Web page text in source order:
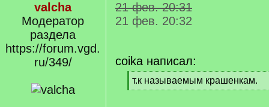
valcha
Модератор
раздела
https://forum.vgd.
ru/349/
21 фев. 20:31
21 фев. 20:32
coika написал:
[
q
т.к называемым крашенкам.
[